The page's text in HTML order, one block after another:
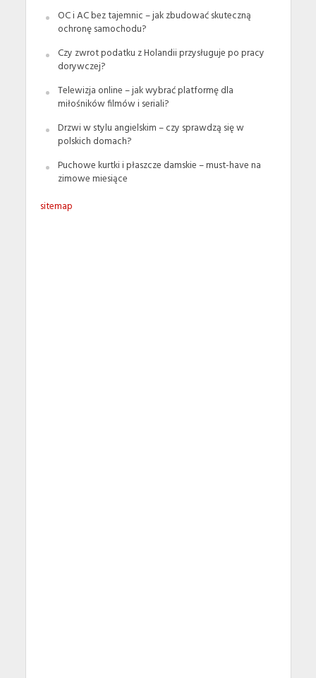
OC i AC bez tajemnic – jak zbudować skuteczną
ochronę samochodu?
Czy zwrot podatku z Holandii przysługuje po pracy
dorywczej?
Telewizja online – jak wybrać platformę dla
miłośników filmów i seriali?
Drzwi w stylu angielskim – czy sprawdzą się w
polskich domach?
Puchowe kurtki i płaszcze damskie – must-have na
zimowe miesiące
sitemap